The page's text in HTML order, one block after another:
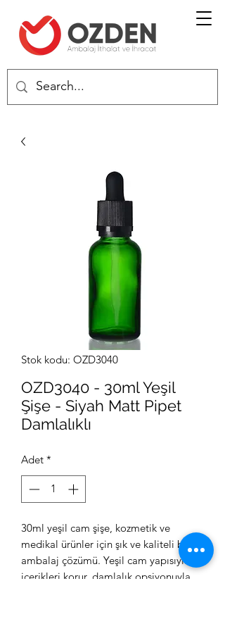
Stok kodu: OZD3040
OZD3040 - 30ml Yeşil
Şişe - Siyah Matt Pipet
Damlalıklı
Adet *
30ml yeşil cam şişe, kozmetik ve
medikal ürünler için şık ve kaliteli bir
ambalaj çözümü. Yeşil cam yapısıyla
içerikleri korur, damlalık opsiyonuyla